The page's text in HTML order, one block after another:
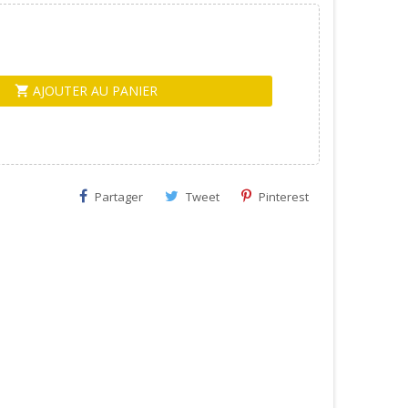
shopping_cart AJOUTER AU PANIER
Partager Tweet Pinterest